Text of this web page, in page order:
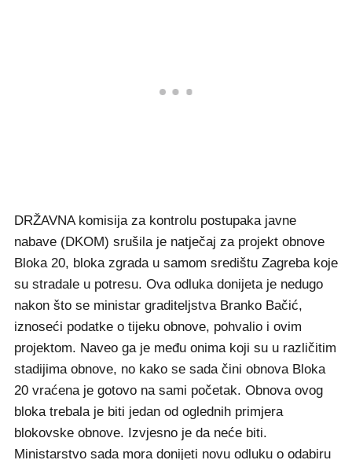
DRŽAVNA komisija za kontrolu postupaka javne
nabave (DKOM) srušila je natječaj za projekt obnove
Bloka 20, bloka zgrada u samom središtu Zagreba koje
su stradale u potresu. Ova odluka donijeta je nedugo
nakon što se ministar graditeljstva Branko Bačić,
iznoseći podatke o tijeku obnove, pohvalio i ovim
projektom. Naveo ga je među onima koji su u različitim
stadijima obnove, no kako se sada čini obnova Bloka
20 vraćena je gotovo na sami početak. Obnova ovog
bloka trebala je biti jedan od oglednih primjera
blokovske obnove. Izvjesno je da neće biti.
Ministarstvo sada mora donijeti novu odluku o odabiru